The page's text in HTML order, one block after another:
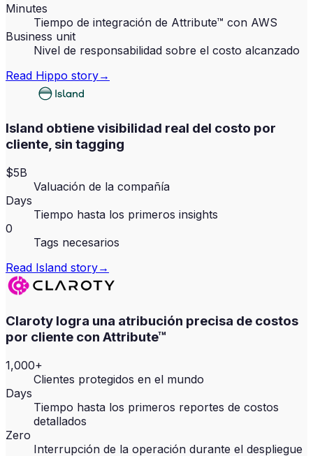
Minutes
Tiempo de integración de Attribute™ con AWS
Business unit
Nivel de responsabilidad sobre el costo alcanzado
Read Hippo story→
Island obtiene visibilidad real del costo por
cliente, sin tagging
$5B
Valuación de la compañía
Days
Tiempo hasta los primeros insights
0
Tags necesarios
Read Island story→
Claroty logra una atribución precisa de costos
por cliente con Attribute™
1,000+
Clientes protegidos en el mundo
Days
Tiempo hasta los primeros reportes de costos
detallados
Zero
Interrupción de la operación durante el despliegue